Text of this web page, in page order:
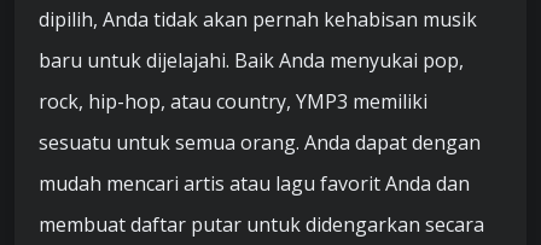
dipilih, Anda tidak akan pernah kehabisan musik
baru untuk dijelajahi. Baik Anda menyukai pop,
rock, hip-hop, atau country, YMP3 memiliki
sesuatu untuk semua orang. Anda dapat dengan
mudah mencari artis atau lagu favorit Anda dan
membuat daftar putar untuk didengarkan secara